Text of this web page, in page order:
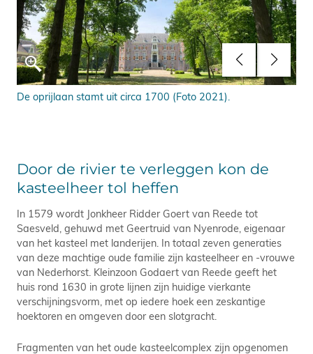
De oprijlaan stamt uit circa 1700 (Foto 2021).
Door de rivier te verleggen kon de
kasteelheer tol heffen
In 1579 wordt Jonkheer Ridder Goert van Reede tot
Saesveld, gehuwd met Geertruid van Nyenrode, eigenaar
van het kasteel met landerijen. In totaal zeven generaties
van deze machtige oude familie zijn kasteelheer en -vrouwe
van Nederhorst. Kleinzoon Godaert van Reede geeft het
huis rond 1630 in grote lijnen zijn huidige vierkante
verschijningsvorm, met op iedere hoek een zeskantige
hoektoren en omgeven door een slotgracht.
Fragmenten van het oude kasteelcomplex zijn opgenomen